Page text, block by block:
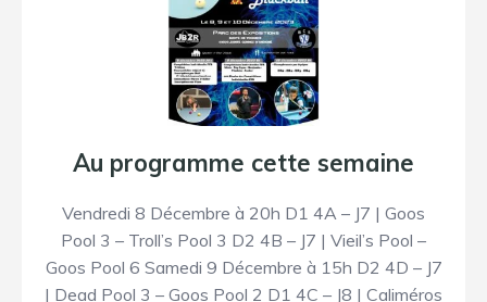
Au programme cette semaine
Vendredi 8 Décembre à 20h D1 4A – J7 | Goos
Pool 3 – Troll’s Pool 3 D2 4B – J7 | Vieil’s Pool –
Goos Pool 6 Samedi 9 Décembre à 15h D2 4D – J7
| Dead Pool 3 – Goos Pool 2 D1 4C – J8 | Caliméros